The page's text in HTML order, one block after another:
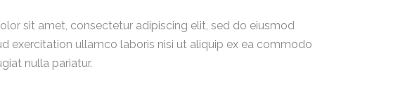
sit amet, consectetur adipiscing elit, sed do eiusmod
exercitation ullamco laboris nisi ut aliquip ex ea commodo
nulla pariatur.